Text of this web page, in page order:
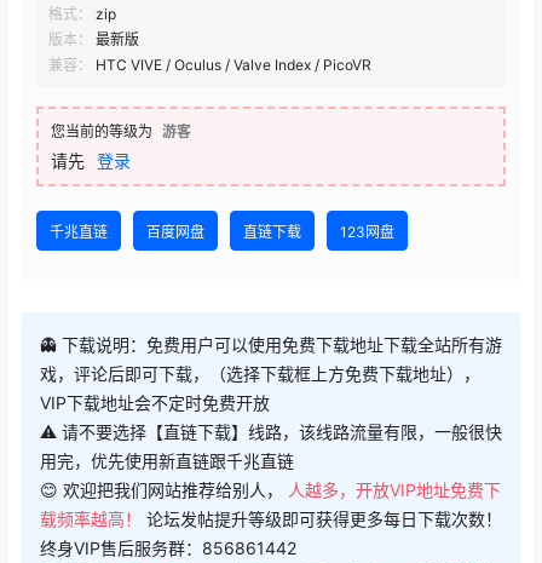
格式：
zip
版本：
最新版
兼容：
HTC VIVE / Oculus / Valve Index / PicoVR
您当前的等级为 游客
请先 登录
千兆直链 百度网盘 直链下载 123网盘
👻 下载说明：免费用户可以使用免费下载地址下载全站所有游
戏，评论后即可下载，（选择下载框上方免费下载地址），
VIP下载地址会不定时免费开放
⚠ 请不要选择【直链下载】线路，该线路流量有限，一般很快
用完，优先使用新直链跟千兆直链
😊 欢迎把我们网站推荐给别人，
人越多，开放VIP地址免费下
载频率越高！ 论坛发帖提升等级即可获得更多每日下载次数！
终身VIP售后服务群：856861442